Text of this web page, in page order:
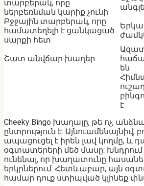
տարբերակ, որը
ներբեռնման կարիք չունի
Բջջային տարբերակ, որը
համատեղելի է ցանկացած
սարքի հետ
Շատ անվճար խաղեր
Ազատ
են
է
Cheeky Bingo խաղալը, թե ոչ,
ընտրություն է: Այնուամենայնիվ,
ապացուցել է իրեն լավ կողմը, և
օգտատերերի մեծ մասը:
ունենալ, որ խաղատունը
երկրներում: Հետևաբար, այն
համար դուք ստիպված կլինեք